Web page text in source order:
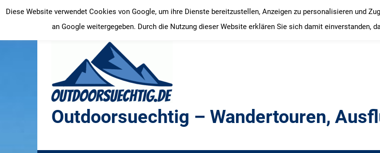
Inhalt
springen
Outdoorsuechtig – Wandertouren,
Diese Website verwendet Cookies von Google, um ihre Dienste bereitzustellen, Anzeigen zu personalisieren und
an Google weitergegeben. Durch die Nutzung dieser Website erklären Sie sich damit einverstanden,